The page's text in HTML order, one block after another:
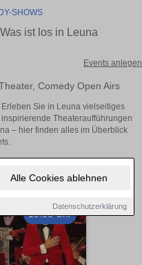
Alle Cookies ablehnen
Datenschutzerklärung
SHOWS
ist los in Leuna
Events anlegen
Comedy Open Airs
Sie in Leuna vielseitiges
Theateraufführungen
– hier finden alles im Überblick
19:30 Uhr